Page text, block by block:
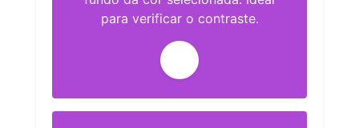
para verificar o contraste.